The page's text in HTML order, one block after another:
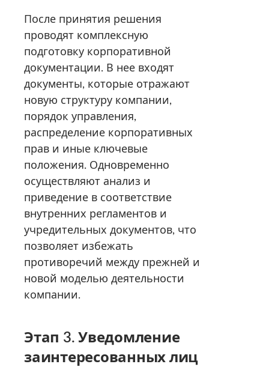
После принятия решения
проводят комплексную
подготовку корпоративной
документации. В нее входят
документы, которые отражают
новую структуру компании,
порядок управления,
распределение корпоративных
прав и иные ключевые
положения. Одновременно
осуществляют анализ и
приведение в соответствие
внутренних регламентов и
учредительных документов, что
позволяет избежать
противоречий между прежней и
новой моделью деятельности
компании.
Этап 3. Уведомление
заинтересованных лиц